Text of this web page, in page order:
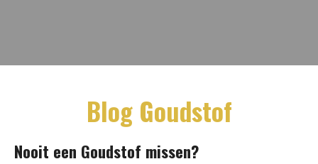
Blog Goudstof
Nooit een Goudstof missen?